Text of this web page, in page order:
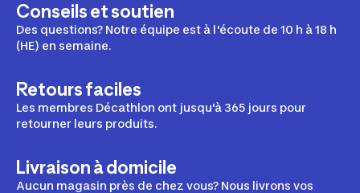
Conseils et soutien
Des questions? Notre équipe est à l'écoute de 10 h à 18 h
(HE) en semaine.
Retours faciles
Les membres Décathlon ont jusqu'à 365 jours pour
retourner leurs produits.
Livraison à domicile
Aucun magasin près de chez vous? Nous livrons vos